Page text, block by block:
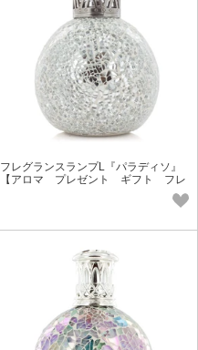
フレグランスランプL『パラディソ』
【アロマ プレゼント ギフト フレ